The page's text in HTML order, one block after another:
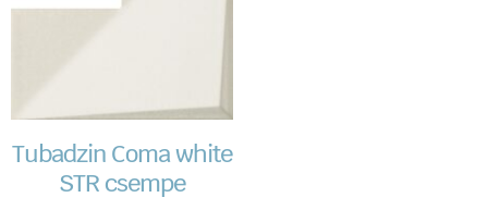
Tubadzin Coma white
STR csempe